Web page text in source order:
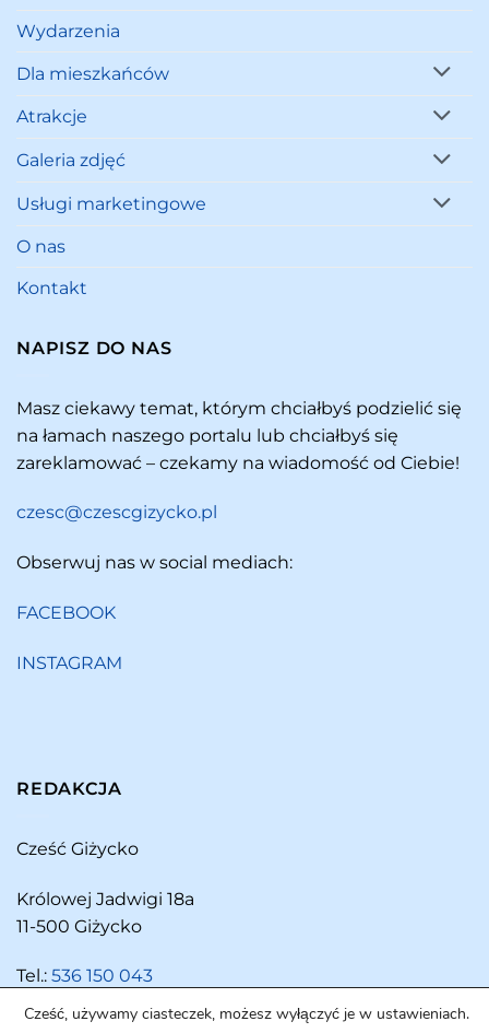
Wydarzenia
Dla mieszkańców
Atrakcje
Galeria zdjęć
Usługi marketingowe
O nas
Kontakt
NAPISZ DO NAS
Masz ciekawy temat, którym chciałbyś podzielić się
na łamach naszego portalu lub chciałbyś się
zareklamować – czekamy na wiadomość od Ciebie!
czesc@czescgizycko.pl
Obserwuj nas w social mediach:
FACEBOOK
INSTAGRAM
REDAKCJA
Cześć Giżycko
Królowej Jadwigi 18a
11-500 Giżycko
Tel.: 536 150 043
Cześć, używamy ciasteczek, możesz wyłączyć je w ustawieniach.